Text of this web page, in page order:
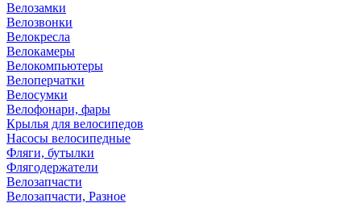
Велозамки
Велозвонки
Велокресла
Велокамеры
Велокомпьютеры
Велоперчатки
Велосумки
Велофонари, фары
Крылья для велосипедов
Насосы велосипедные
Фляги, бутылки
Флягодержатели
Велозапчасти
Велозапчасти, Разное